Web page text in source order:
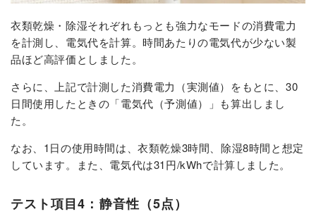
衣類乾燥・除湿それぞれもっとも強力なモードの消費電力
を計測し、電気代を計算。時間あたりの電気代が少ない製
品ほど高評価としました。
さらに、上記で計測した消費電力（実測値）をもとに、30
日間使用したときの「電気代（予測値）」も算出しまし
た。
なお、1日の使用時間は、衣類乾燥3時間、除湿8時間と想定
しています。また、電気代は31円/kWhで計算しました。
テスト項目4：静音性（5点）